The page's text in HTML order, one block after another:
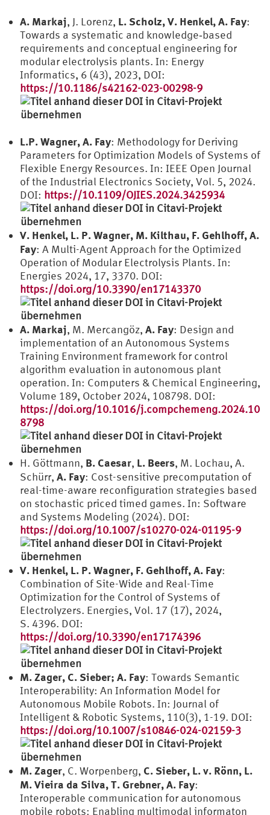
A. Markaj, J. Lorenz, L. Scholz, V. Henkel, A. Fay:
Towards a systematic and knowledge‑based
requirements and conceptual engineering for
modular electrolysis plants. In: Energy
Informatics, 6 (43), 2023, DOI:
https://10.1186/s42162-023-00298-9
L.P. Wagner, A. Fay: Methodology for Deriving
Parameters for Optimization Models of Systems of
Flexible Energy Resources. In: IEEE Open Journal
of the Industrial Electronics Society, Vol. 5, 2024.
DOI: https://10.1109/OJIES.2024.3425934
V. Henkel, L. P. Wagner, M. Kilthau, F. Gehlhoff, A.
Fay: A Multi-Agent Approach for the Optimized
Operation of Modular Electrolysis Plants. In:
Energies 2024, 17, 3370. DOI:
https://doi.org/10.3390/en17143370
A. Markaj, M. Mercangöz, A. Fay: Design and
implementation of an Autonomous Systems
Training Environment framework for control
algorithm evaluation in autonomous plant
operation. In: Computers & Chemical Engineering,
Volume 189, October 2024, 108798. DOI:
https://doi.org/10.1016/j.compchemeng.2024.10
8798
H. Göttmann, B. Caesar, L. Beers, M. Lochau, A.
Schürr, A. Fay: Cost-sensitive precomputation of
real-time-aware reconfiguration strategies based
on stochastic priced timed games. In: Software
and Systems Modeling (2024). DOI:
https://doi.org/10.1007/s10270-024-01195-9
V. Henkel, L. P. Wagner, F. Gehlhoff, A. Fay:
Combination of Site-Wide and Real-Time
Optimization for the Control of Systems of
Electrolyzers. Energies, Vol. 17 (17), 2024,
S. 4396. DOI:
https://doi.org/10.3390/en17174396
M. Zager, C. Sieber; A. Fay: Towards Semantic
Interoperability: An Information Model for
Autonomous Mobile Robots. In: Journal of
Intelligent & Robotic Systems, 110(3), 1-19. DOI:
https://doi.org/10.1007/s10846-024-02159-3
M. Zager, C. Worpenberg, C. Sieber, L. v. Rönn, L.
M. Vieira da Silva, T. Grebner, A. Fay:
Interoperable communication for autonomous
mobile robots: Enabling multimodal informaton